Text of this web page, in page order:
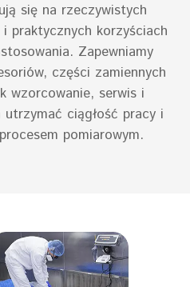
się na rzeczywistych
praktycznych korzyściach
Zapewniamy
części zamiennych
wzorcowanie, serwis i
ciągłość pracy i
pomiarowym.